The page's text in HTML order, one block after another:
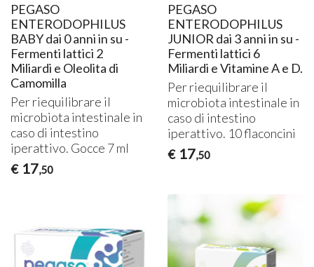
PEGASO
ENTERODOPHILUS
BABY dai 0 anni in su -
Fermenti lattici 2
Miliardi e Oleolita di
Camomilla
Per riequilibrare il
microbiota intestinale in
caso di intestino
iperattivo. Gocce 7 ml
€ 17,50
PEGASO
ENTERODOPHILUS
JUNIOR dai 3 anni in su -
Fermenti lattici 6
Miliardi e Vitamine A e D.
Per riequilibrare il
microbiota intestinale in
caso di intestino
iperattivo. 10 flaconcini
€ 17,50